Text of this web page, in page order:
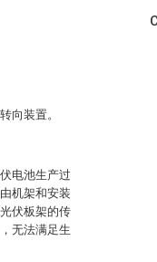
向装置。
电池生产过
机架和安装
伏板架的传
无法满足生